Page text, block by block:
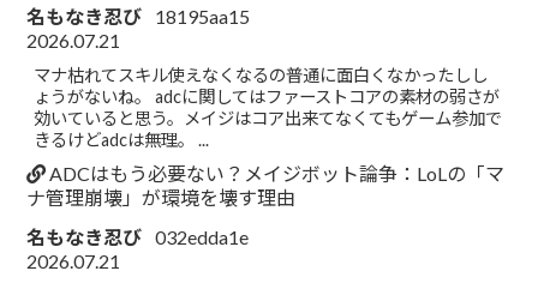
名もなき忍び
18195aa15
2026.07.21
マナ枯れてスキル使えなくなるの普通に面白くなかったしし
ょうがないね。 adcに関してはファーストコアの素材の弱さが
効いていると思う。メイジはコア出来てなくてもゲーム参加で
きるけどadcは無理。 ...
ADCはもう必要ない？メイジボット論争：LoLの「マ
ナ管理崩壊」が環境を壊す理由
名もなき忍び 032edda1e
2026.07.21